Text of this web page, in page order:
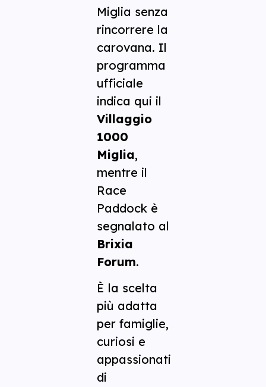
Miglia senza
rincorrere la
carovana. Il
programma
ufficiale
indica qui il
Villaggio
1000
Miglia,
mentre il
Race
Paddock è
segnalato al
Brixia
Forum.
È la scelta
più adatta
per famiglie,
curiosi e
appassionati
di